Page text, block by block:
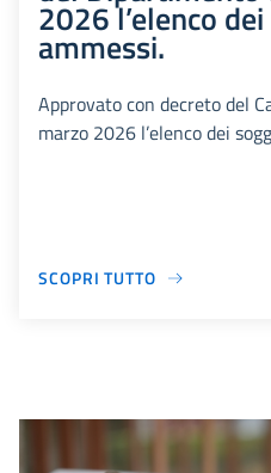
2026 l’elenco
ammessi.
Approvato con decreto del
marzo 2026 l’elenco dei
SCOPRI TUTTO